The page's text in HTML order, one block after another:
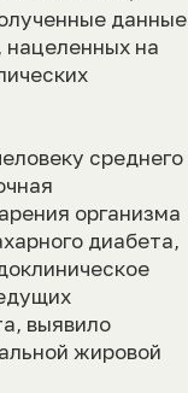
данные
нацеленных на
среднего
организма
диабета,
выявило
жировой